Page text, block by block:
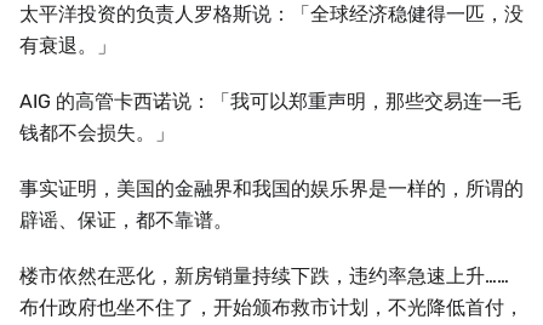
太平洋投资的负责人罗格斯说：「全球经济稳健得一匹，没
有衰退。」
AIG 的高管卡西诺说：「我可以郑重声明，那些交易连一毛
钱都不会损失。」
事实证明，美国的金融界和我国的娱乐界是一样的，所谓的
辟谣、保证，都不靠谱。
楼市依然在恶化，新房销量持续下跌，违约率急速上升……
布什政府也坐不住了，开始颁布救市计划，不光降低首付，